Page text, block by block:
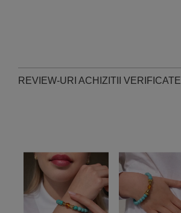
REVIEW-URI ACHIZITII VERIFICATE